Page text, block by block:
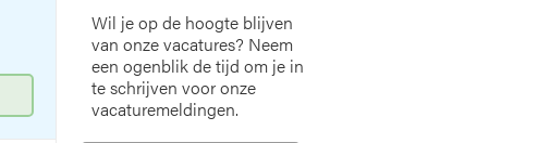
Wil je op de hoogte blijven
van onze vacatures? Neem
een ogenblik de tijd om je in
te schrijven voor onze
vacaturemeldingen.